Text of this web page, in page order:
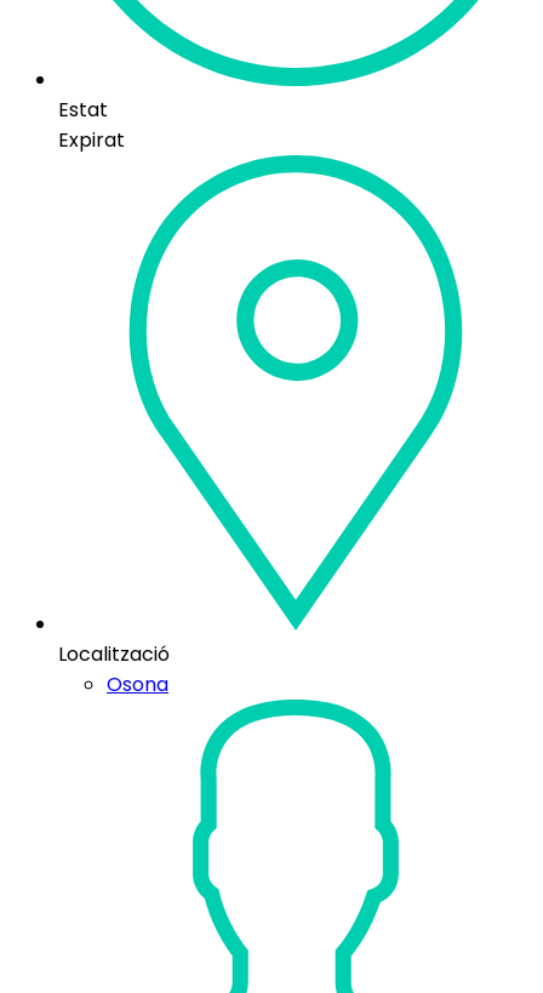
Estat
Expirat
Localització
Osona